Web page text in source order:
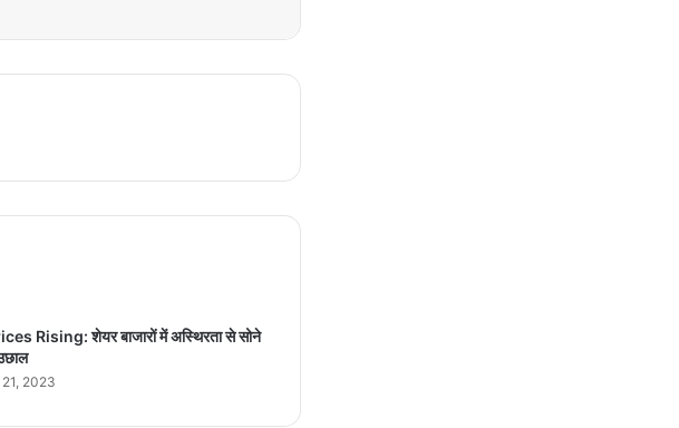
Rising: शेयर बाजारों में अस्थिरता से सोने
2023